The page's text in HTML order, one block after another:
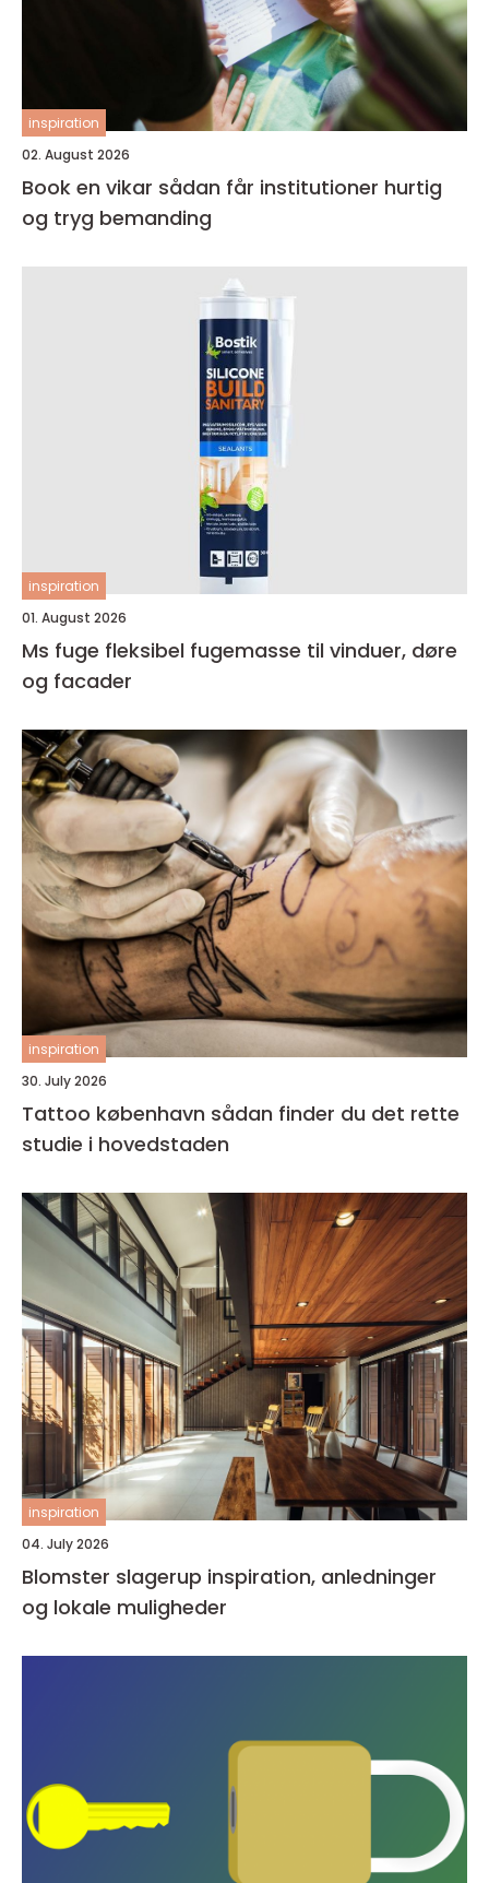
inspiration
02. August 2026
Book en vikar sådan får institutioner hurtig
og tryg bemanding
inspiration
01. August 2026
Ms fuge fleksibel fugemasse til vinduer, døre
og facader
inspiration
30. July 2026
Tattoo københavn sådan finder du det rette
studie i hovedstaden
inspiration
04. July 2026
Blomster slagerup inspiration, anledninger
og lokale muligheder